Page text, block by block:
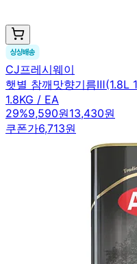
CJ프레시웨이
햇별 참깨맛향기름Ⅲ(1.8L
1.8KG / EA
29%9,590원13,430원
쿠폰가6,713원